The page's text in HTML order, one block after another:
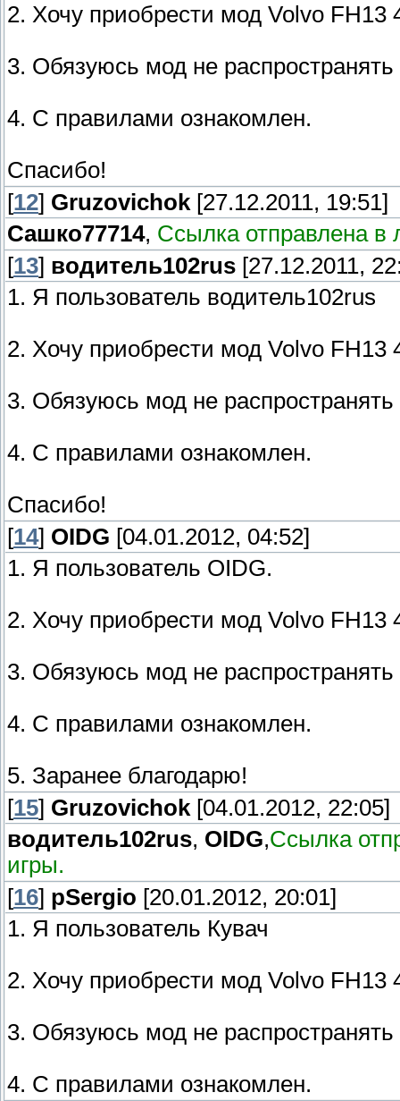
2. Хочу приобрести мод Volvo FH13
3. Обязуюсь мод не
4. С правилами ознакомлен.
Спасибо!
[12] Gruzovichok [27.12.2011, 19:51]
Сашко77714, Ссылка отправлена в
[13] водитель102rus [27.12.2011,
1. Я пользователь водитель102rus
2. Хочу приобрести мод Volvo FH13
3. Обязуюсь мод не
4. С правилами ознакомлен.
Спасибо!
[14] OIDG [04.01.2012, 04:52]
1. Я пользователь OIDG.
2. Хочу приобрести мод Volvo FH13
3. Обязуюсь мод не
4. С правилами ознакомлен.
5. Заранее благодарю!
[15] Gruzovichok [04.01.2012, 22:05]
водитель102rus, OIDG,Ссылка
игры.
[16] pSergio [20.01.2012, 20:01]
1. Я пользователь Кувач
2. Хочу приобрести мод Volvo FH13
3. Обязуюсь мод не
4. С правилами ознакомлен.